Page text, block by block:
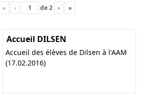
« ‹ de2 › »
Accueil DILSEN
Accueil des élèves de Dilsen à l'AAM
(17.02.2016)